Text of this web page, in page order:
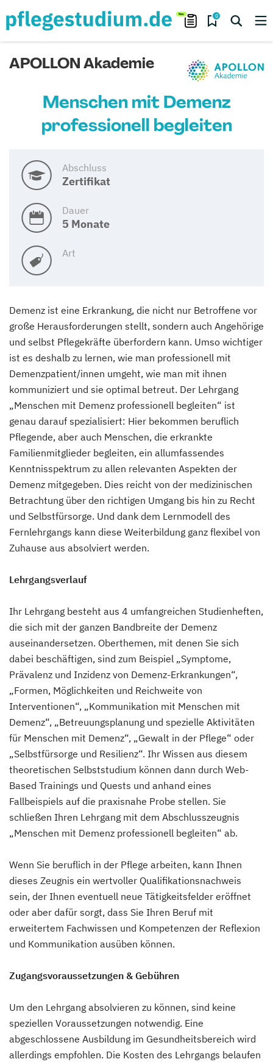
0
APOLLON Akademie
Menschen mit Demenz
professionell begleiten
Abschluss
Zertifikat
Dauer
5 Monate
Art
Demenz ist eine Erkrankung, die nicht nur Betroffene vor
große Herausforderungen stellt, sondern auch Angehörige
und selbst Pflegekräfte überfordern kann. Umso wichtiger
ist es deshalb zu lernen, wie man professionell mit
Demenzpatient/innen umgeht, wie man mit ihnen
kommuniziert und sie optimal betreut. Der Lehrgang
„Menschen mit Demenz professionell begleiten“ ist
genau darauf spezialisiert: Hier bekommen beruflich
Pflegende, aber auch Menschen, die erkrankte
Familienmitglieder begleiten, ein allumfassendes
Kenntnisspektrum zu allen relevanten Aspekten der
Demenz mitgegeben. Dies reicht von der medizinischen
Betrachtung über den richtigen Umgang bis hin zu Recht
und Selbstfürsorge. Und dank dem Lernmodell des
Fernlehrgangs kann diese Weiterbildung ganz flexibel von
Zuhause aus absolviert werden.
Lehrgangsverlauf
Ihr Lehrgang besteht aus 4 umfangreichen Studienheften,
die sich mit der ganzen Bandbreite der Demenz
auseinandersetzen. Oberthemen, mit denen Sie sich
dabei beschäftigen, sind zum Beispiel „Symptome,
Prävalenz und Inzidenz von Demenz-Erkrankungen“,
„Formen, Möglichkeiten und Reichweite von
Interventionen“, „Kommunikation mit Menschen mit
Demenz“, „Betreuungsplanung und spezielle Aktivitäten
für Menschen mit Demenz“, „Gewalt in der Pflege“ oder
„Selbstfürsorge und Resilienz“. Ihr Wissen aus diesem
theoretischen Selbststudium können dann durch Web-
Based Trainings und Quests und anhand eines
Fallbeispiels auf die praxisnahe Probe stellen. Sie
schließen Ihren Lehrgang mit dem Abschlusszeugnis
„Menschen mit Demenz professionell begleiten“ ab.
Wenn Sie beruflich in der Pflege arbeiten, kann Ihnen
dieses Zeugnis ein wertvoller Qualifikationsnachweis
sein, der Ihnen eventuell neue Tätigkeitsfelder eröffnet
oder aber dafür sorgt, dass Sie Ihren Beruf mit
erweitertem Fachwissen und Kompetenzen der Reflexion
und Kommunikation ausüben können.
Zugangsvoraussetzungen & Gebühren
Um den Lehrgang absolvieren zu können, sind keine
speziellen Voraussetzungen notwendig. Eine
abgeschlossene Ausbildung im Gesundheitsbereich wird
allerdings empfohlen. Die Kosten des Lehrgangs belaufen